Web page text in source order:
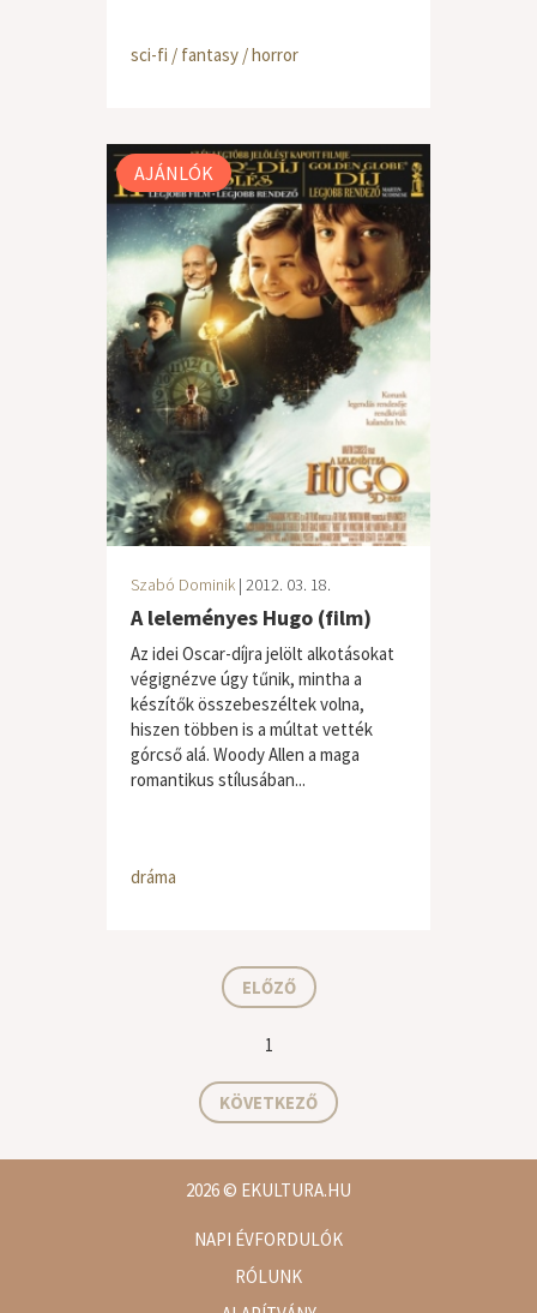
sci-fi / fantasy / horror
AJÁNLÓK
Szabó Dominik | 2012. 03. 18.
A leleményes Hugo (film)
Az idei Oscar-díjra jelölt alkotásokat
végignézve úgy tűnik, mintha a
készítők összebeszéltek volna,
hiszen többen is a múltat vették
górcső alá. Woody Allen a maga
romantikus stílusában...
dráma
ELŐZŐ
1
KÖVETKEZŐ
2026© EKULTURA.HU
NAPI ÉVFORDULÓK
RÓLUNK